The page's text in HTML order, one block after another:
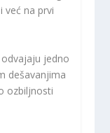
na prvi
jedno
dešavanjima
ozbiljnosti